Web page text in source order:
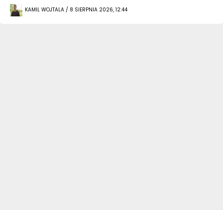
KAMIL WOJTALA / 8 SIERPNIA 2026, 12:44